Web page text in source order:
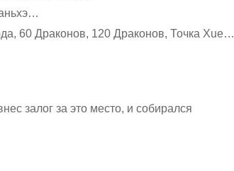
60 Драконов, 120 Драконов, Точка Xue…
залог за это место, и собирался